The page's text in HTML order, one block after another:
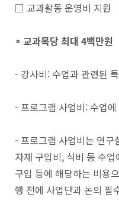
□ 교과활동 운영비 지원
∘ 교과목당 최대 4백만원
- 강사비: 수업과 관련된
- 프로그램 사업비: 수업
- 프로그램 사업비는 연구
자재 구입비, 식비 등 수
구입 등에 해당하는 비용
행 전에 사업단과 논의 필